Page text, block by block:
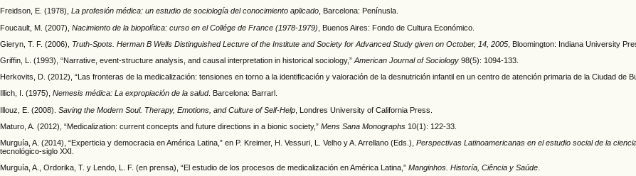
Freidson, E. (1978), La profesión médica: un estudio de sociología del conocimiento aplicado, Barcelona: Penínusla.
Foucault, M. (2007), Nacimiento de la biopolítica: curso en el Collége de France (1978-1979) , Buenos Aires: Fondo de Cultura Económico.
Gieryn, T. F. (2006), Truth-Spots. Herman B Wells Distinguished Lecture of the Institute and Society for Advanced Study given on October, 14, 2005 , Bloomington: Indiana University
Griffin, L. (1993), “Narrative, event-structure analysis, and causal interpretation in historical sociology,” American Journal of Sociology 98(5): 1094-133.
Herkovits, D. (2012), “Las fronteras de la medicalización: tensiones en torno a la identificación y valoración de la desnutrición infantil en un centro de atención primaria de la Ciudad de
Illich, I. (1975), Nemesis médica: La expropiación de la salud. Barcelona: Barrarl.
Illouz, E. (2008). Saving the Modern Soul. Therapy, Emotions, and Culture of Self-Help , Londres University of California Press.
Maturo, A. (2012), “Medicalization: current concepts and future directions in a bionic society,” Mens Sana Monographs 10(1): 122-33.
Murguía, A. (2014), “Experticia y democracia en América Latina,” en P. Kreimer, H. Vessuri, L. Velho y A. Arrellano (Eds.), Perspectivas Latinoamericanas en el estudio social de la
tecnológico-siglo XXI.
Murguía, A., Ordorika, T. y Lendo, L. F. (en prensa), “El estudio de los procesos de medicalización en América Latina,” Manginhos. Historía, Ciência y Saúde